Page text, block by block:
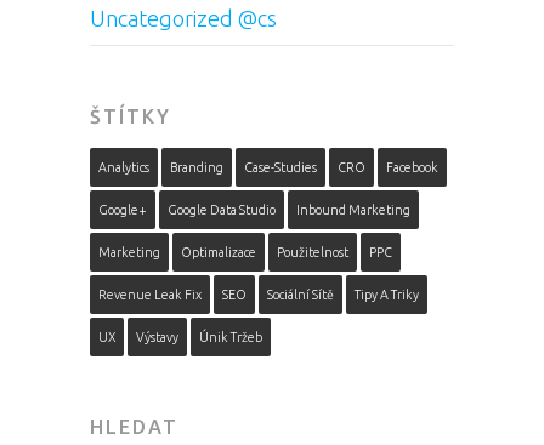
Uncategorized @cs
ŠTÍTKY
Analytics Branding Case-Studies CRO Facebook
Google+ Google Data Studio Inbound Marketing
Marketing Optimalizace Použitelnost PPC
Revenue Leak Fix SEO Sociální Sítě Tipy A Triky
UX Výstavy Únik Tržeb
HLEDAT